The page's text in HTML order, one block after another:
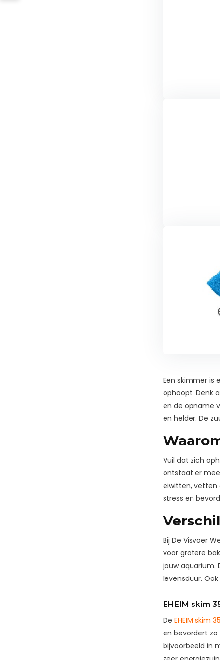
Een skimmer is
ophoopt. Denk
en de opname
en helder. De
Vuil dat zich
ontstaat er
eiwitten, vetten
stress en
Bij De Visvoer
voor grotere
jouw aquarium.
levensduur.
EHEIM skim
De EHEIM skim
en bevordert zo
bijvoorbeeld in